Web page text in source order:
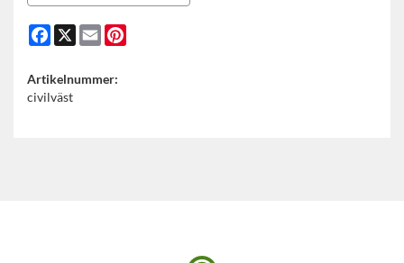
Facebook
X Email
Artikelnummer:
civilväst